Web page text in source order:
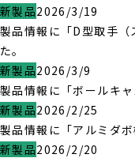
新製品2026/3/19
製品情報に「D型取手
た。
新製品2026/3/9
製品情報に「ボールキ
新製品2026/2/25
製品情報に「アルミダ
新製品2026/2/20